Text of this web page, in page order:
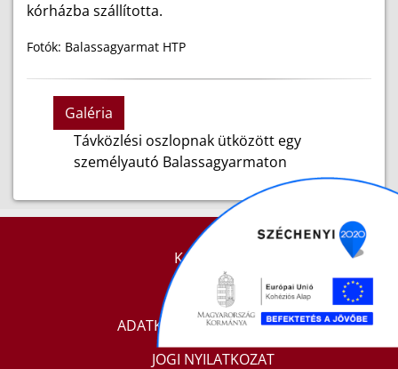
kórházba szállította.
Fotók: Balassagyarmat HTP
Galéria
Távközlési oszlopnak ütközött egy
személyautó Balassagyarmaton
KAPCSOLAT
IMPRESSZUM
ADATKEZELÉSI TÁJÉKOZTATÓ
JOGI NYILATKOZAT